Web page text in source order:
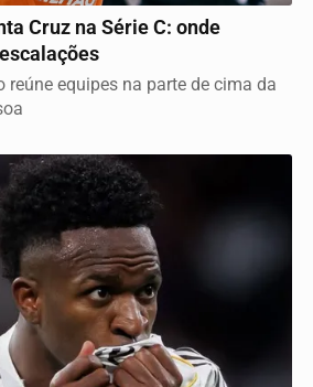
Cruz na Série C: onde
reúne equipes na parte de cima da